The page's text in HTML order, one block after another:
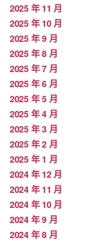
2025 年 11 月
2025 年 10 月
2025 年 9 月
2025 年 8 月
2025 年 7 月
2025 年 6 月
2025 年 5 月
2025 年 4 月
2025 年 3 月
2025 年 2 月
2025 年 1 月
2024 年 12 月
2024 年 11 月
2024 年 10 月
2024 年 9 月
2024 年 8 月